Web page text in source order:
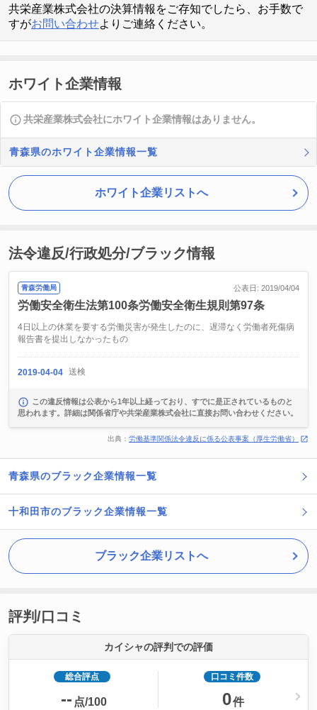
共栄産業株式会社の決算情報をご存知でしたら、お手数で
すがお問い合わせよりご連絡ください。
ホワイト企業情報
共栄産業株式会社にホワイト企業情報はありません。
青森県のホワイト企業情報一覧
ホワイト企業リストへ
法令違反/行政処分/ブラック情報
公表日: 2019/04/04
青森労働局
労働安全衛生法第100条労働安全衛生規則第97条
4日以上の休業を要する労働災害が発生したのに、遅滞なく労働者死傷病
報告書を提出しなかったもの
2019-04-04 送検
この違反情報は公表から1年以上経っており、すでに是正されているものと
思われます。詳細は関係省庁や共栄産業株式会社に直接お問い合わせください。
出典： 労働基準関係法令違反に係る公表事案（厚生労働省）
青森県のブラック企業情報一覧
十和田市のブラック企業情報一覧
ブラック企業リストへ
評判/口コミ
カイシャの評判での評価
総合評点
-- 点/100
口コミ件数
0件